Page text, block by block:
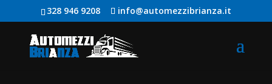
328 946 9208 info@automezzibrianza.it